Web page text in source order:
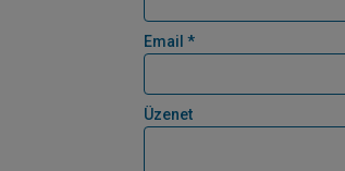
Email *
Üzenet